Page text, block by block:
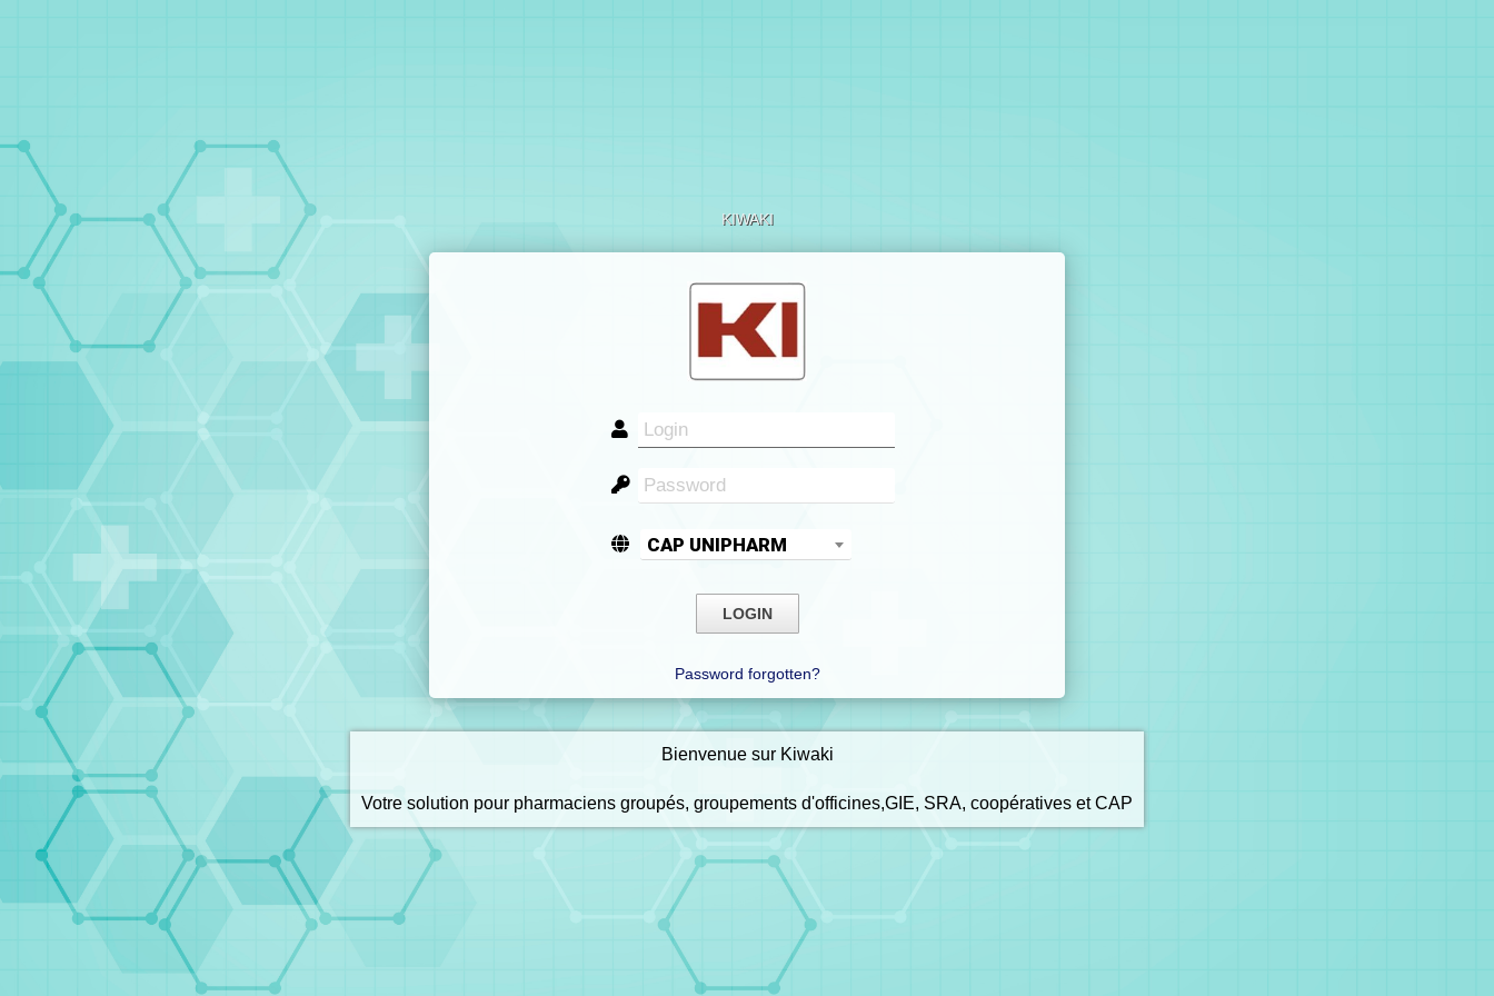
KIWAKI
CAP UNIPHARM
Password forgotten?
Bienvenue sur Kiwaki
Votre solution pour pharmaciens groupés, groupements d'officines,GIE, SRA, coopératives et CAP